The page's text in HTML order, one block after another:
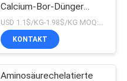
Calcium-Bor-Dünger
Ultra-hohe Absorption für
Premiumpflanzen
USD 1.1$/KG-1.98$/KG MOQ:1 MT
KONTAKT
Aminosäurechelatierte